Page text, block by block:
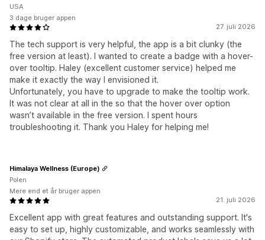
27. juli 2026
The tech support is very helpful, the app is a bit clunky (the
free version at least). I wanted to create a badge with a hover-
over tooltip. Haley (excellent customer service) helped me
make it exactly the way I envisioned it.
Unfortunately, you have to upgrade to make the tooltip work.
It was not clear at all in the so that the hover over option
wasn’t available in the free version. I spent hours
troubleshooting it. Thank you Haley for helping me!
USA
3 dage bruger appen
21. juli 2026
Excellent app with great features and outstanding support. It's
easy to set up, highly customizable, and works seamlessly with
Himalaya Wellness (Europe)
Polen
Mere end et år bruger appen